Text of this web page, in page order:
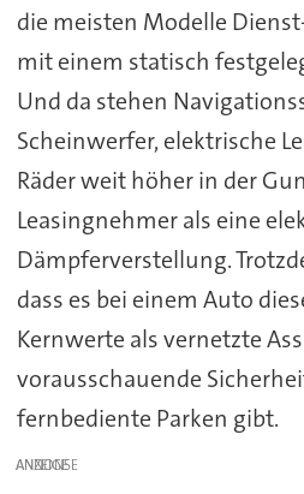
die meisten Modelle
mit einem statisch
Und da stehen
Scheinwerfer, elektrische
Räder weit höher in der
Leasingnehmer als eine
Dämpferverstellung.
dass es bei einem Auto
Kernwerte als vernetzte
vorausschauende
fernbediente Parken gibt.
ANZEIGE